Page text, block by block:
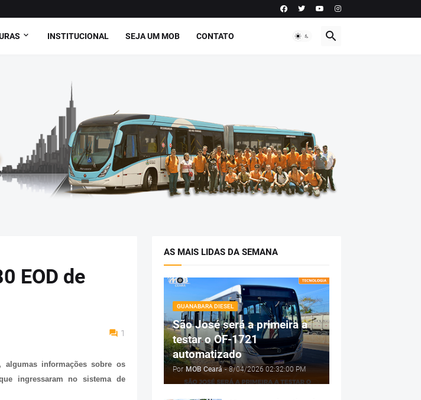
INSTITUCIONAL SEJA UM MOB CONTATO
EOD de
1
algumas informações sobre os
ingressaram no sistema de
AS MAIS LIDAS DA SEMANA
GUANABARA DIESEL
São José será a primeira a
testar o OF-1721
automatizado
Por MOB Ceará - 8/04/2026 02:32:00 PM